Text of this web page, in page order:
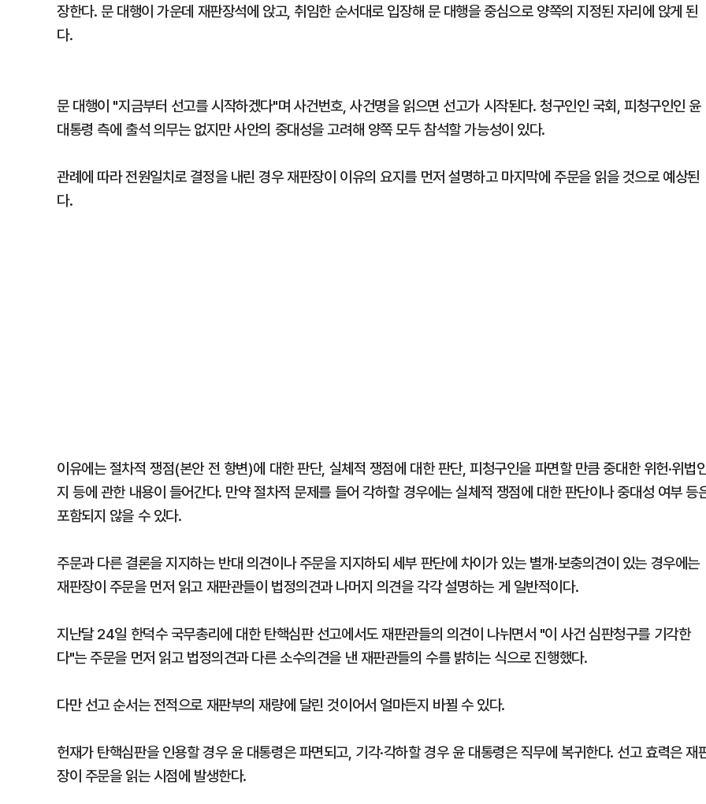
장한다. 문 대행이 가운데 재판장석에 앉고, 취임한 순서대로 입장해 문 대행을 중심으로 양쪽의 지정된 자리에 앉게 된
다.
문 대행이 "지금부터 선고를 시작하겠다"며 사건번호, 사건명을 읽으면 선고가 시작된다. 청구인인 국회, 피청구인인 윤
대통령 측에 출석 의무는 없지만 사안의 중대성을 고려해 양쪽 모두 참석할 가능성이 있다.
관례에 따라 전원일치로 결정을 내린 경우 재판장이 이유의 요지를 먼저 설명하고 마지막에 주문을 읽을 것으로 예상된
다.
이유에는 절차적 쟁점(본안 전 항변)에 대한 판단, 실체적 쟁점에 대한 판단, 피청구인을 파면할 만큼 중대한 위헌·위법
지 등에 관한 내용이 들어간다. 만약 절차적 문제를 들어 각하할 경우에는 실체적 쟁점에 대한 판단이나 중대성 여부 등
포함되지 않을 수 있다.
주문과 다른 결론을 지지하는 반대 의견이나 주문을 지지하되 세부 판단에 차이가 있는 별개·보충의견이 있는 경우에는
재판장이 주문을 먼저 읽고 재판관들이 법정의견과 나머지 의견을 각각 설명하는 게 일반적이다.
지난달 24일 한덕수 국무총리에 대한 탄핵심판 선고에서도 재판관들의 의견이 나뉘면서 "이 사건 심판청구를 기각한
다"는 주문을 먼저 읽고 법정의견과 다른 소수의견을 낸 재판관들의 수를 밝히는 식으로 진행했다.
다만 선고 순서는 전적으로 재판부의 재량에 달린 것이어서 얼마든지 바뀔 수 있다.
헌재가 탄핵심판을 인용할 경우 윤 대통령은 파면되고, 기각·각하할 경우 윤 대통령은 직무에 복귀한다. 선고 효력은 재
장이 주문을 읽는 시점에 발생한다.